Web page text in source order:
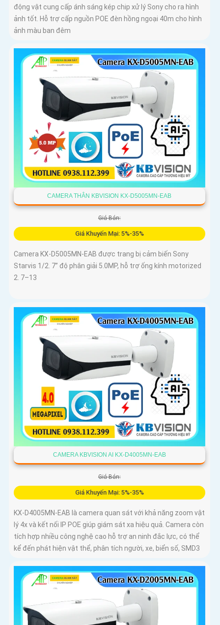
động vật cung cấp ánh sáng kép chip xử lý Sony cho ra hình
ảnh tốt. Hỗ trợ cấp nguồn POE đèn hồng ngoại 40m cho hình
ảnh màu ban đêm
CAMERA THÂN KBVISION KX-D5005MN-EAB
Giá Bán:
Giá Khuyến Mại: 5%-35%
Camera KX-D5005MN-EAB được trang bị cảm biến Sony
Starvis 1/2. 7” độ phân giải 5.0MP, hỗ trợ ống kính motorized
2. 7–13
CAMERA KBVISION AI KX-D4005MN-EAB
Giá Bán:
Giá Khuyến Mại: 5%-35%
KX-D4005MN-EAB là camera quan sát với khả năng zoom vật
lý 4x và kết nối IP POE giúp giám sát xa hiệu quả. Camera còn
tích hợp nhiều công nghệ cao hỗ trợ an ninh đắc lực, có thể
kể đến phát hiện vật thể, phân tích người, xe, biển số, SMD3